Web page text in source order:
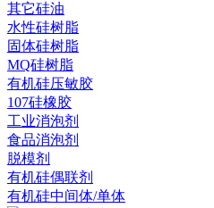
其它硅油
水性硅树脂
固体硅树脂
MQ硅树脂
有机硅压敏胶
107硅橡胶
工业消泡剂
食品消泡剂
脱模剂
有机硅偶联剂
有机硅中间体/单体